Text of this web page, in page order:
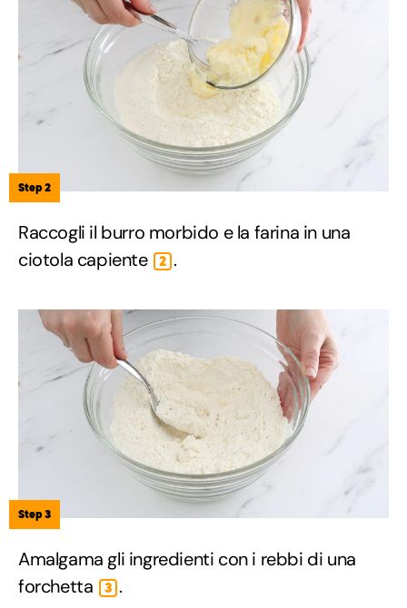
Step 2
Raccogli il burro morbido e la farina in una
ciotola capiente
2 .
Step 3
Amalgama gli ingredienti con i rebbi di una
forchetta
3 .